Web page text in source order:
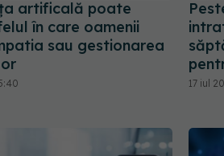
artificală poate
în care oamenii
sau gestionarea
17 iul